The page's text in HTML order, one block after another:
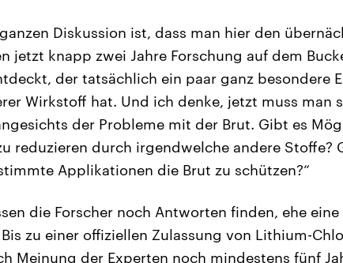
Diskussion ist, dass man hier den
jetzt knapp zwei Jahre Forschung auf dem
der tatsächlich ein paar ganz besondere
Wirkstoff hat. Und ich denke, jetzt muss man
der Probleme mit der Brut. Gibt es
reduzieren durch irgendwelche andere Stoffe?
Applikationen die Brut zu schützen?“
die Forscher noch Antworten finden, ehe
zu einer offiziellen Zulassung von Lithium-
Meinung der Experten noch mindestens fünf